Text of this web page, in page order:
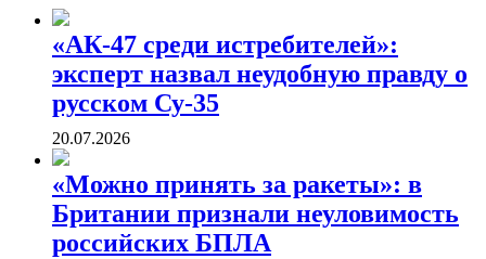
«АК-47 среди истребителей»:
эксперт назвал неудобную правду о
русском Су-35
20.07.2026
«Можно принять за ракеты»: в
Британии признали неуловимость
российских БПЛА